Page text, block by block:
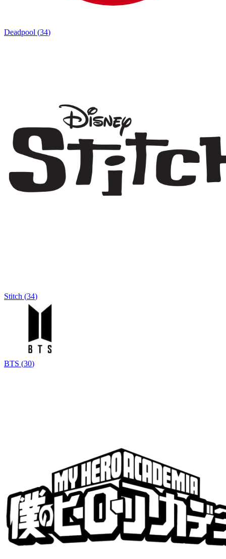
Deadpool (34)
Stitch (34)
BTS (30)